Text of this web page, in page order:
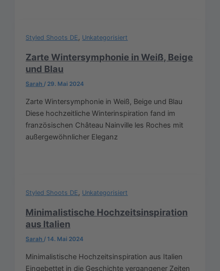
Styled Shoots DE, Unkategorisiert
Zarte Wintersymphonie in Weiß, Beige
und Blau
Sarah/ 29. Mai 2024
Zarte Wintersymphonie in Weiß, Beige und Blau
Diese hochzeitliche Winterinspiration fand im
französischen Château Nainville les Roches mit
außergewöhnlicher Eleganz
Styled Shoots DE, Unkategorisiert
Minimalistische Hochzeitsinspiration
aus Italien
Sarah/14. Mai 2024
Minimalistische Hochzeitsinspiration aus Italien
Eingebettet in die Geschichte vergangener Zeiten